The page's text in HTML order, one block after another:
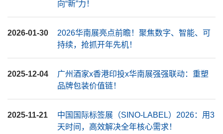
向“新”力！
2026-01-30
2026华南展亮点前瞻！聚焦数字、智能、可
持续，抢抓开年先机！
2025-12-04
广州酒家x香港印投x华南展强强联动：重塑
品牌包装价值链！
2025-11-21
中国国际标签展（SINO-LABEL）2026：用3
天时间，高效解决全年核心需求！